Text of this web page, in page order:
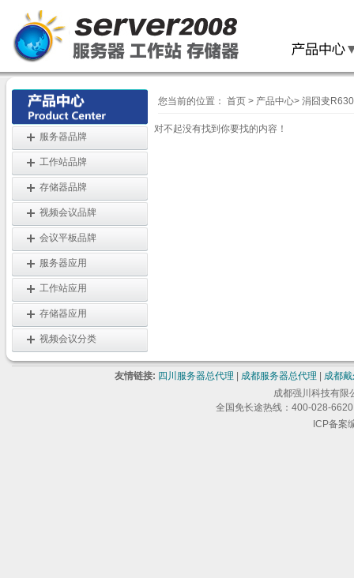
服务器品牌
工作站品牌
存储器品牌
视频会议品牌
会议平板品牌
服务器应用
工作站应用
存储器应用
视频会议分类
您当前的位置： 首页 > 产品中心> 涓囧叏
对不起没有找到你要找的内容！
友情链接: 四川服务器总代理 成都服务器总代理
成都
成都强川科技有限
全国免长途热线：400-028-
ICP备案